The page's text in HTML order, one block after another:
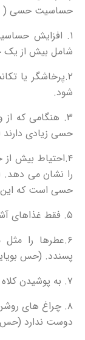
حساسیت حسی (
۱. افزایش
شامل بیش از
۲.پرخاشگر یا
شود.
۳. هنگامی که
حسی زیادی
۴.احتیاط بیش
را نشان می دهد.
حسی است که این
۵. فقط غذاهای آشنا را می خورد. (حس چشایی)
۶.عطرها را
پسندد. (حس
۷. به پوشیدن کلاه یا عینک آفتابی علاقه دارد. (حس بینایی)
۸. چراغ های
دوست ندارد (حس